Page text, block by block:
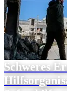
Schweres